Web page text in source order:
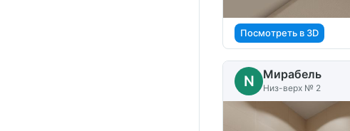
Посмотреть в 3D
N Мирабель
Низ-верх № 2